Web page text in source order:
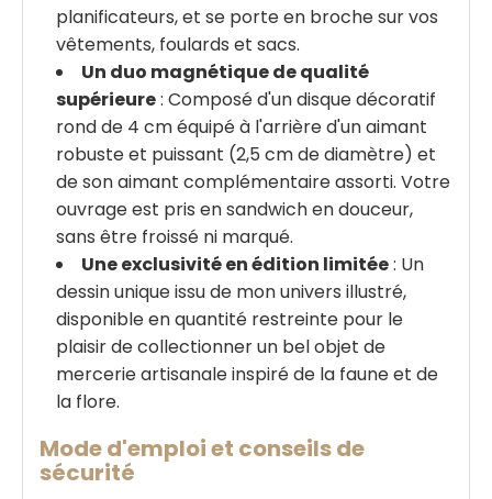
planificateurs, et se porte en broche sur vos
vêtements, foulards et sacs.
Un duo magnétique de qualité
supérieure: Composé d'un disque décoratif
rond de 4 cm équipé à l'arrière d'un aimant
robuste et puissant (2,5 cm de diamètre) et
de son aimant complémentaire assorti. Votre
ouvrage est pris en sandwich en douceur,
sans être froissé ni marqué.
Une exclusivité en édition limitée: Un
dessin unique issu de mon univers illustré,
disponible en quantité restreinte pour le
plaisir de collectionner un bel objet de
mercerie artisanale inspiré de la faune et de
la flore.
Mode d'emploi et conseils de
sécurité